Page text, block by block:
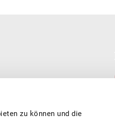
zu können und die
Sie feine